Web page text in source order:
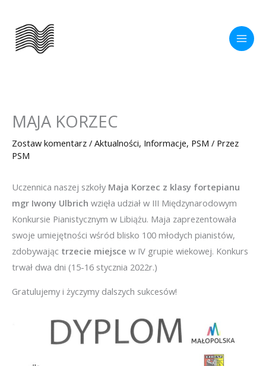
treści
MAJA KORZEC
Zostaw komentarz / Aktualności, Informacje, PSM / Przez
PSM
Uczennica naszej szkoły Maja Korzec z klasy fortepianu
mgr Iwony Ulbrich wzięła udział w III Międzynarodowym
Konkursie Pianistycznym w Libiążu. Maja zaprezentowała
swoje umiejętności wśród blisko 100 młodych pianistów,
zdobywając trzecie miejsce w IV grupie wiekowej. Konkurs
trwał dwa dni (15-16 stycznia 2022r.)
Gratulujemy i życzymy dalszych sukcesów!